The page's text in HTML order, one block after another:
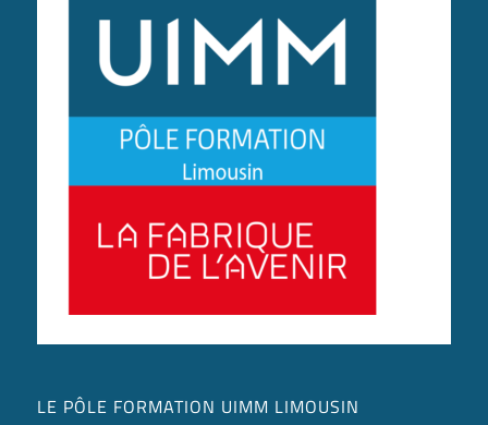
LE PÔLE FORMATION UIMM LIMOUSIN